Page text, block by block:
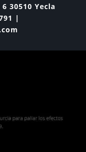
30510 Yecla
|